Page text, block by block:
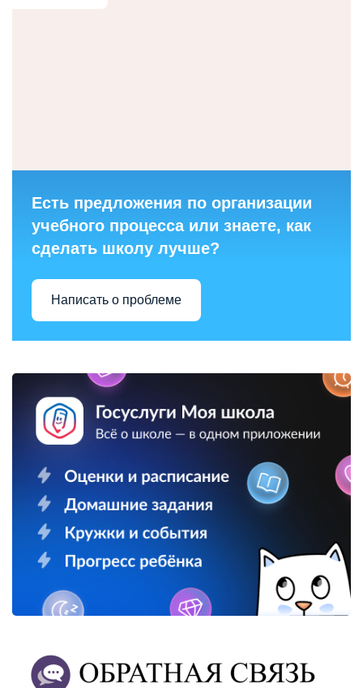
Есть предложения по организации
учебного процесса или знаете, как
сделать школу лучше?
Написать о проблеме